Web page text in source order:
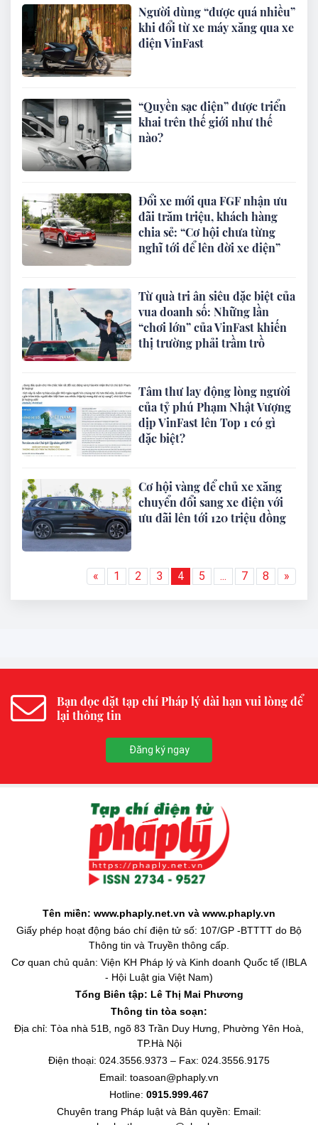
Người dùng “được quá nhiều”
khi đổi từ xe máy xăng qua xe
điện VinFast
“Quyền sạc điện” được triển
khai trên thế giới như thế
nào?
Đổi xe mới qua FGF nhận ưu
đãi trăm triệu, khách hàng
chia sẻ: “Cơ hội chưa từng
nghĩ tới để lên đời xe điện”
Từ quà tri ân siêu đặc biệt của
vua doanh số: Những lần
“chơi lớn” của VinFast khiến
thị trường phải trầm trồ
Tâm thư lay động lòng người
của tỷ phú Phạm Nhật Vượng
dịp VinFast lên Top 1 có gì
đặc biệt?
Cơ hội vàng để chủ xe xăng
chuyển đổi sang xe điện với
ưu đãi lên tới 120 triệu đồng
« 1 2 3 4 5 ... 7 8 »
Bạn đọc đặt tạp chí Pháp lý dài hạn vui lòng để
lại thông tin
Đăng ký ngay
Tên miền: www.phaply.net.vn và www.phaply.vn
Giấy phép hoạt động báo chí điện tử số: 107/GP -BTTTT do Bộ
Thông tin và Truyền thông cấp.
Cơ quan chủ quản: Viện KH Pháp lý và Kinh doanh Quốc tế (IBLA
- Hội Luật gia Việt Nam)
Tổng Biên tập: Lê Thị Mai Phương
Thông tin tòa soạn:
Địa chỉ: Tòa nhà 51B, ngõ 83 Trần Duy Hưng, Phường Yên Hoà,
TP.Hà Nội
Điện thoại: 024.3556.9373 – Fax: 024.3556.9175
Email: toasoan@phaply.vn
Hotline: 0915.999.467
Chuyên trang Pháp luật và Bản quyền: Email: